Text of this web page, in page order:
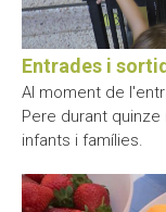
Entrades i
Al moment de
Pere durant
infants i famílies.